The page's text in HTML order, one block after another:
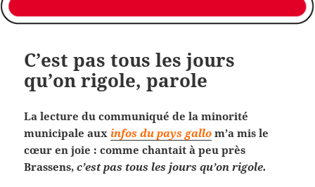
C’est pas tous les jours
qu’on rigole, parole
La lecture du communiqué de la minorité
municipale aux infos du pays gallo m’a mis le
cœur en joie : comme chantait à peu près
Brassens,c’est pas tous les jours qu’on rigole.